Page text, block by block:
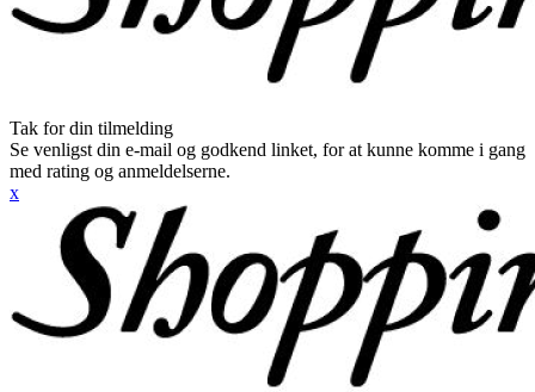
Tak for din tilmelding
Se venligst din e-mail og godkend linket, for at kunne komme i gang
med rating og anmeldelserne.
x